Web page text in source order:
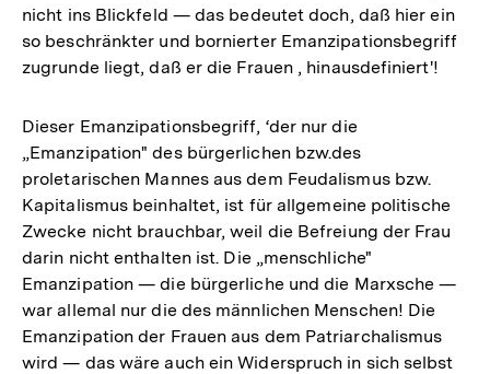
nicht ins Blickfeld — das bedeutet doch, daß hier ein
so beschränkter und bornierter Emanzipationsbegriff
zugrunde liegt, daß er die Frauen , hinausdefiniert'!
Dieser Emanzipationsbegriff, ‘der nur die
„Emanzipation" des bürgerlichen bzw.des
proletarischen Mannes aus dem Feudalismus bzw.
Kapitalismus beinhaltet, ist für allgemeine politische
Zwecke nicht brauchbar, weil die Befreiung der Frau
darin nicht enthalten ist. Die „menschliche"
Emanzipation — die bürgerliche und die Marxsche —
war allemal nur die des männlichen Menschen! Die
Emanzipation der Frauen aus dem Patriarchalismus
wird — das wäre auch ein Widerspruch in sich selbst